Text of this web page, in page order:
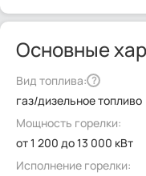
Основные
Вид топлива: ?
газ/дизельное топливо
Мощность горелки:
от 1 200 до 13 000 кВт
Исполнение горелки: